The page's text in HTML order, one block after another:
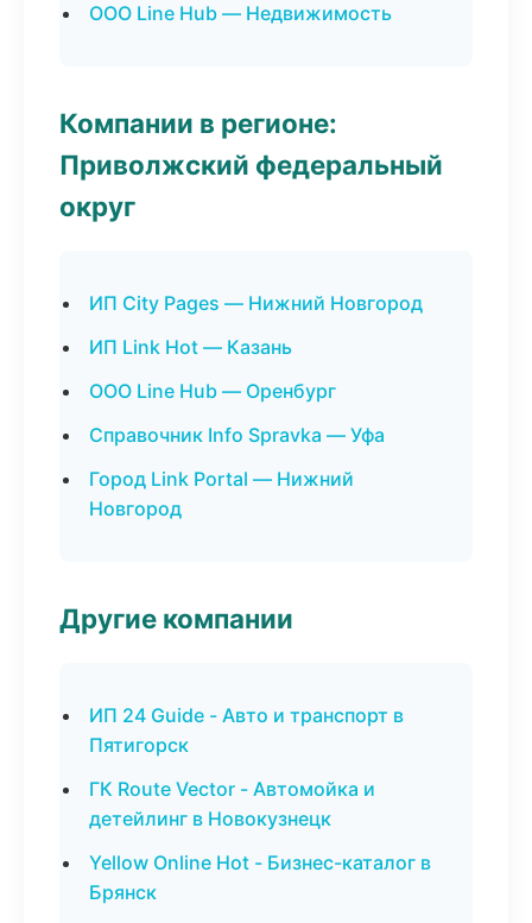
ООО Line Hub — Недвижимость
Компании в регионе:
Приволжский федеральный
округ
ИП City Pages — Нижний Новгород
ИП Link Hot — Казань
ООО Line Hub — Оренбург
Справочник Info Spravka — Уфа
Город Link Portal — Нижний
Новгород
Другие компании
ИП 24 Guide - Авто и транспорт в
Пятигорск
ГК Route Vector - Автомойка и
детейлинг в Новокузнецк
Yellow Online Hot - Бизнес-каталог в
Брянск